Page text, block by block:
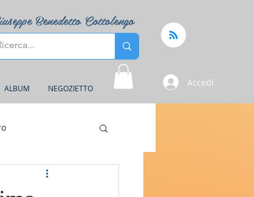
Benedetto Cottolengo
ALBUM NEGOZIETTO
Accedi